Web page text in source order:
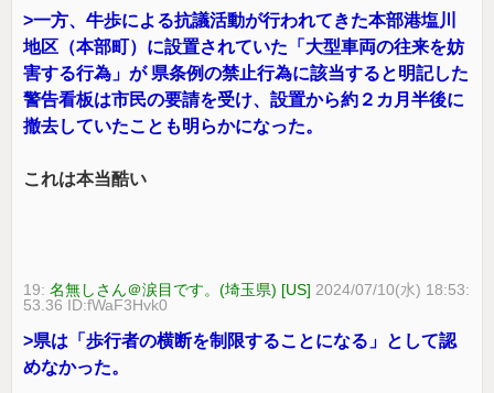
>一方、牛歩による抗議活動が行われてきた本部港塩川
地区（本部町）に設置されていた「大型車両の往来を妨
害する行為」が 県条例の禁止行為に該当すると明記した
警告看板は市民の要請を受け、設置から約２カ月半後に
撤去していたことも明らかになった。
これは本当酷い
19:名無しさん＠涙目です。(埼玉県) [US] 2024/07/10(水) 18:53:
53.36 ID:fWaF3Hvk0
>県は「歩行者の横断を制限することになる」として認
めなかった。